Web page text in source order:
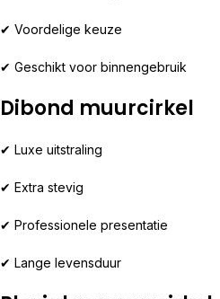
✔ Voordelige keuze
✔ Geschikt voor binnengebruik
Dibond muurcirkel
✔ Luxe uitstraling
✔ Extra stevig
✔ Professionele presentatie
✔ Lange levensduur